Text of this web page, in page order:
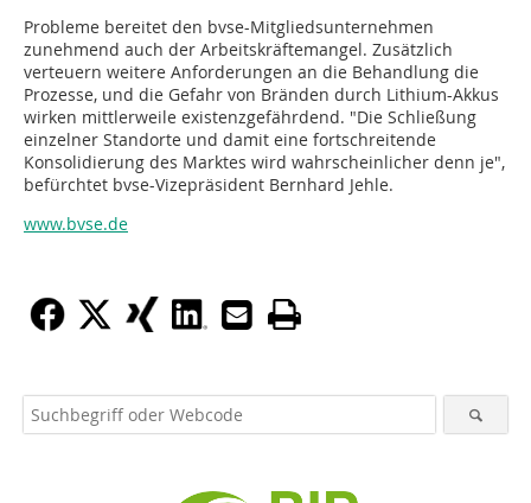
Probleme bereitet den bvse-Mitgliedsunternehmen
zunehmend auch der Arbeitskräftemangel. Zusätzlich
verteuern weitere Anforderungen an die Behandlung die
Prozesse, und die Gefahr von Bränden durch Lithium-Akkus
wirken mittlerweile existenzgefährdend. "Die Schließung
einzelner Standorte und damit eine fortschreitende
Konsolidierung des Marktes wird wahrscheinlicher denn je",
befürchtet bvse-Vizepräsident Bernhard Jehle.
www.bvse.de